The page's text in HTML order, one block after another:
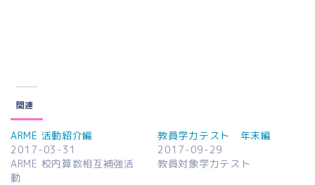
関連
ARME 活動紹介編
2017-03-31
ARME 校内算数相互補強活
動
教員学力テスト 年末編
2017-09-29
教員対象学力テスト